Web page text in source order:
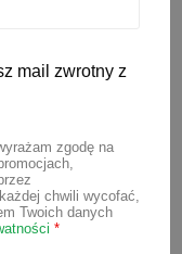
często
rodziców.
mętlik w
treści
Aby
mail zwrotny z
zgodę na
chwili wycofać,
Twoich danych
*